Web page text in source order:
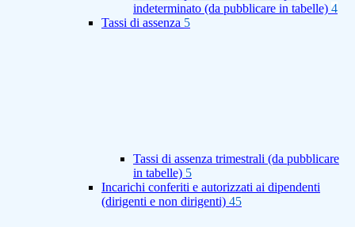
indeterminato (da pubblicare in tabelle) 4
Tassi di assenza 5
Tassi di assenza trimestrali (da pubblicare
in tabelle) 5
Incarichi conferiti e autorizzati ai dipendenti
(dirigenti e non dirigenti) 45